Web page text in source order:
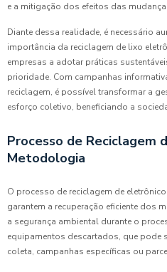
e a mitigação dos efeitos das
Diante dessa realidade, é necessário
importância da reciclagem de lixo
empresas a adotar práticas
prioridade. Com campanhas
reciclagem, é possível transformar a
esforço coletivo, beneficiando a
Processo de Reciclagem
Metodologia
O processo de reciclagem de
garantem a recuperação eficiente dos
a segurança ambiental durante o
equipamentos descartados, que pode
coleta, campanhas específicas ou